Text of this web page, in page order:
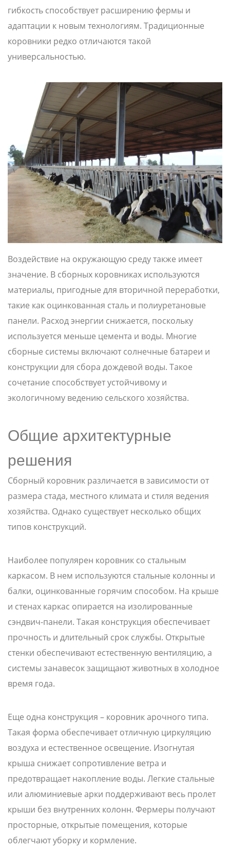
гибкость способствует расширению фермы и
адаптации к новым технологиям. Традиционные
коровники редко отличаются такой
универсальностью.
Воздействие на окружающую среду также имеет
значение. В сборных коровниках используются
материалы, пригодные для вторичной переработки,
такие как оцинкованная сталь и полиуретановые
панели. Расход энергии снижается, поскольку
используется меньше цемента и воды. Многие
сборные системы включают солнечные батареи и
конструкции для сбора дождевой воды. Такое
сочетание способствует устойчивому и
экологичному ведению сельского хозяйства.
Общие архитектурные
решения
Сборный коровник различается в зависимости от
размера стада, местного климата и стиля ведения
хозяйства. Однако существует несколько общих
типов конструкций.
Наиболее популярен коровник со стальным
каркасом. В нем используются стальные колонны и
балки, оцинкованные горячим способом. На крыше
и стенах каркас опирается на изолированные
сэндвич-панели. Такая конструкция обеспечивает
прочность и длительный срок службы. Открытые
стенки обеспечивают естественную вентиляцию, а
системы занавесок защищают животных в холодное
время года.
Еще одна конструкция – коровник арочного типа.
Такая форма обеспечивает отличную циркуляцию
воздуха и естественное освещение. Изогнутая
крыша снижает сопротивление ветра и
предотвращает накопление воды. Легкие стальные
или алюминиевые арки поддерживают весь пролет
крыши без внутренних колонн. Фермеры получают
просторные, открытые помещения, которые
облегчают уборку и кормление.